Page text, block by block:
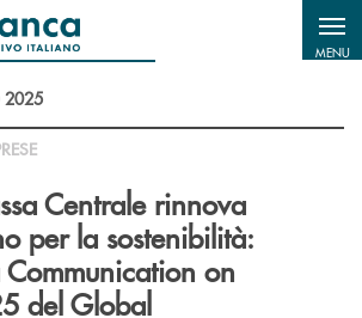
MENU
2025
Centrale rinnova
per la sostenibilità:
on
del Global